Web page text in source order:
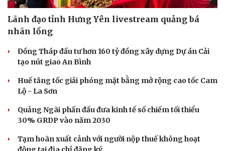
Lãnh đạo tỉnh Hưng Yên livestream quảng bá
nhãn lồng
Đồng Tháp đầu tư hơn 160 tỷ đồng xây dựng Dự án Cải
tạo nút giao An Bình
Huế tăng tốc giải phóng mặt bằng mở rộng cao tốc Cam
Lộ - La Sơn
Quảng Ngãi phấn đấu đưa kinh tế số chiếm tối thiểu
30% GRDP vào năm 2030
Tạm hoãn xuất cảnh với người nộp thuế không hoạt